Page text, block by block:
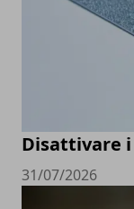
Disattivare
31/07/2026